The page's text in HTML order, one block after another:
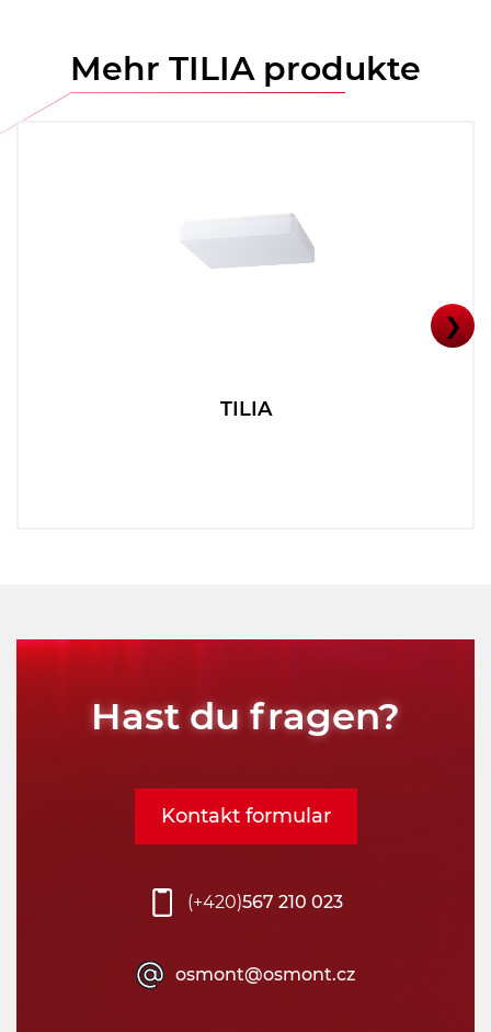
Mehr TILIA produkte
TILIA
❯
Hast du fragen?
(+420)567 210 023
osmont@osmont.cz
Kontakt formular